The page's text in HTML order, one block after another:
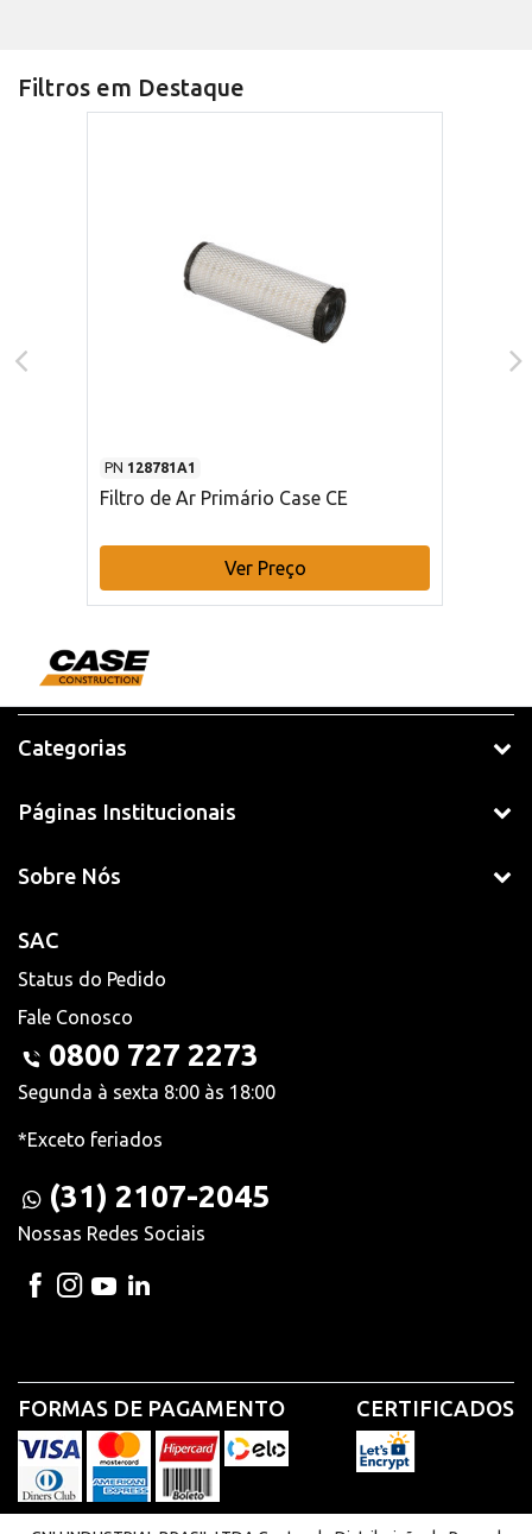
Filtros em Destaque
PN 128781A1
Filtro de Ar Primário Case CE
Ver Preço
Categorias
Páginas Institucionais
Sobre Nós
SAC
Status do Pedido
Fale Conosco
0800 727 2273
Segunda à sexta 8:00 às 18:00
*Exceto feriados
(31) 2107-2045
Nossas Redes Sociais
FORMAS DE PAGAMENTO CERTIFICADOS